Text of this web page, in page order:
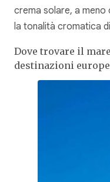
crema solare, a meno
la tonalità cromatica
Dove trovare il
destinazioni